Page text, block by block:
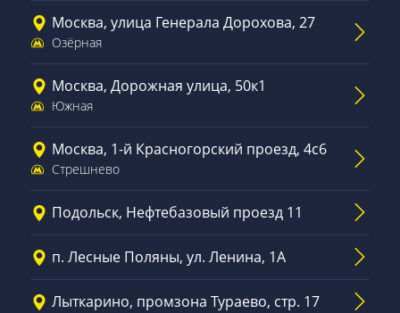
Москва, улица Генерала Дорохова, 27
Озёрная
Москва, Дорожная улица, 50к1
Южная
Москва, 1-й Красногорский проезд, 4с6
Стрешнево
Подольск, Нефтебазовый проезд 11
п. Лесные Поляны, ул. Ленина, 1А
Лыткарино, промзона Тураево, стр. 17